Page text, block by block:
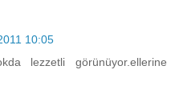
10:05
lezzetli görünüyor.ellerine